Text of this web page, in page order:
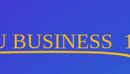
BUSINESS